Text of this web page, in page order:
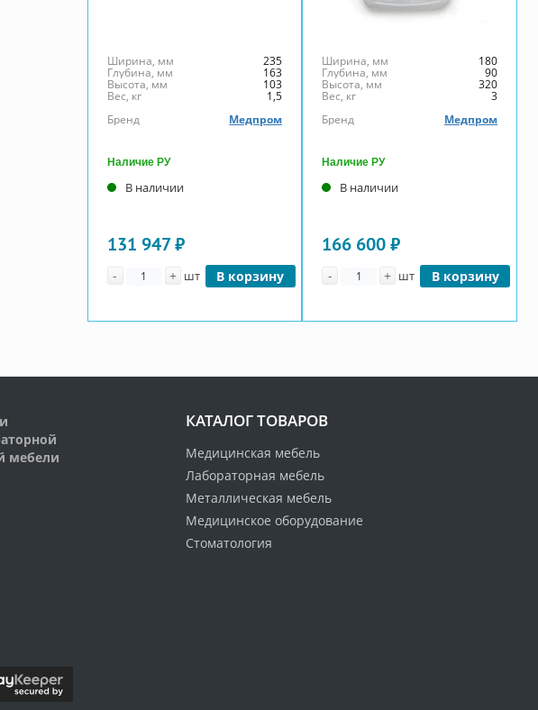
Ширина, мм 235
Глубина, мм 163
Высота, мм 103
Вес, кг
1,5
Бренд
Медпром
Наличие РУ
В наличии
131 947 ₽
- Количество
+ шт В корзину
Ширина, мм 180
Глубина, мм 90
Высота, мм 320
Вес, кг
3
Бренд
Медпром
Наличие РУ
В наличии
166 600 ₽
- Количество
+ шт В корзину
мебели
КАТАЛОГ ТОВАРОВ
Медицинская мебель
Лабораторная мебель
Металлическая мебель
Медицинское оборудование
Стоматология